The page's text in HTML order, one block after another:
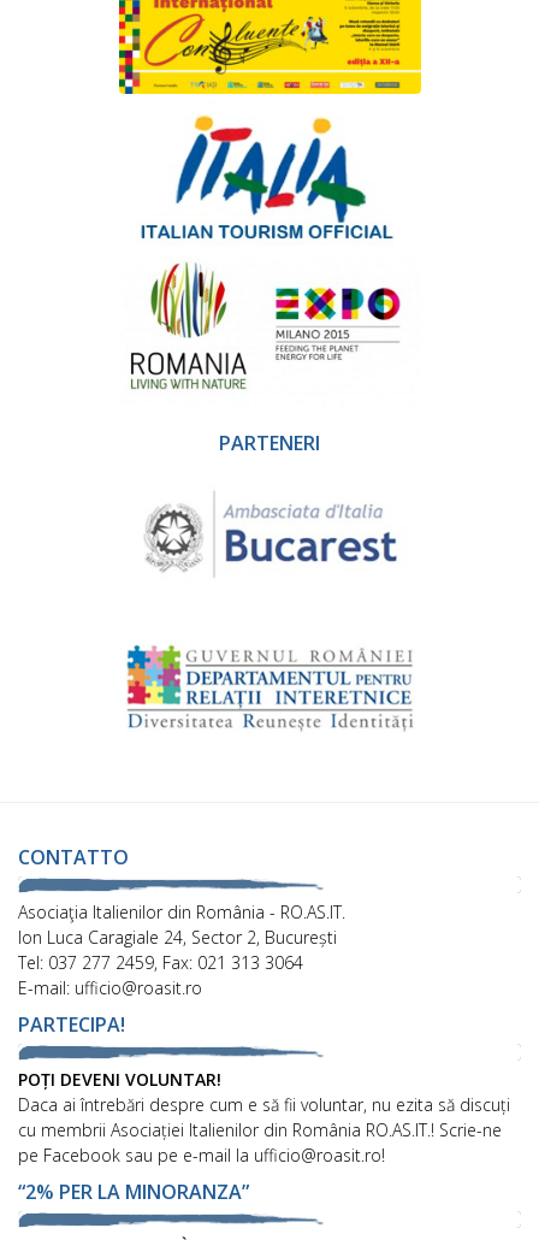
PARTENERI
CONTATTO
Asociaţia Italienilor din România - RO.AS.IT.
Ion Luca Caragiale 24, Sector 2, București
Tel: 037 277 2459, Fax: 021 313 3064
E-mail: ufficio@roasit.ro
PARTECIPA!
POȚI DEVENI VOLUNTAR!
Daca ai întrebări despre cum e să fii voluntar, nu ezita să discuți
cu membrii Asociației Italienilor din România RO.AS.IT.! Scrie-ne
pe Facebook sau pe e-mail la ufficio@roasit.ro!
“2% PER LA MINORANZA”